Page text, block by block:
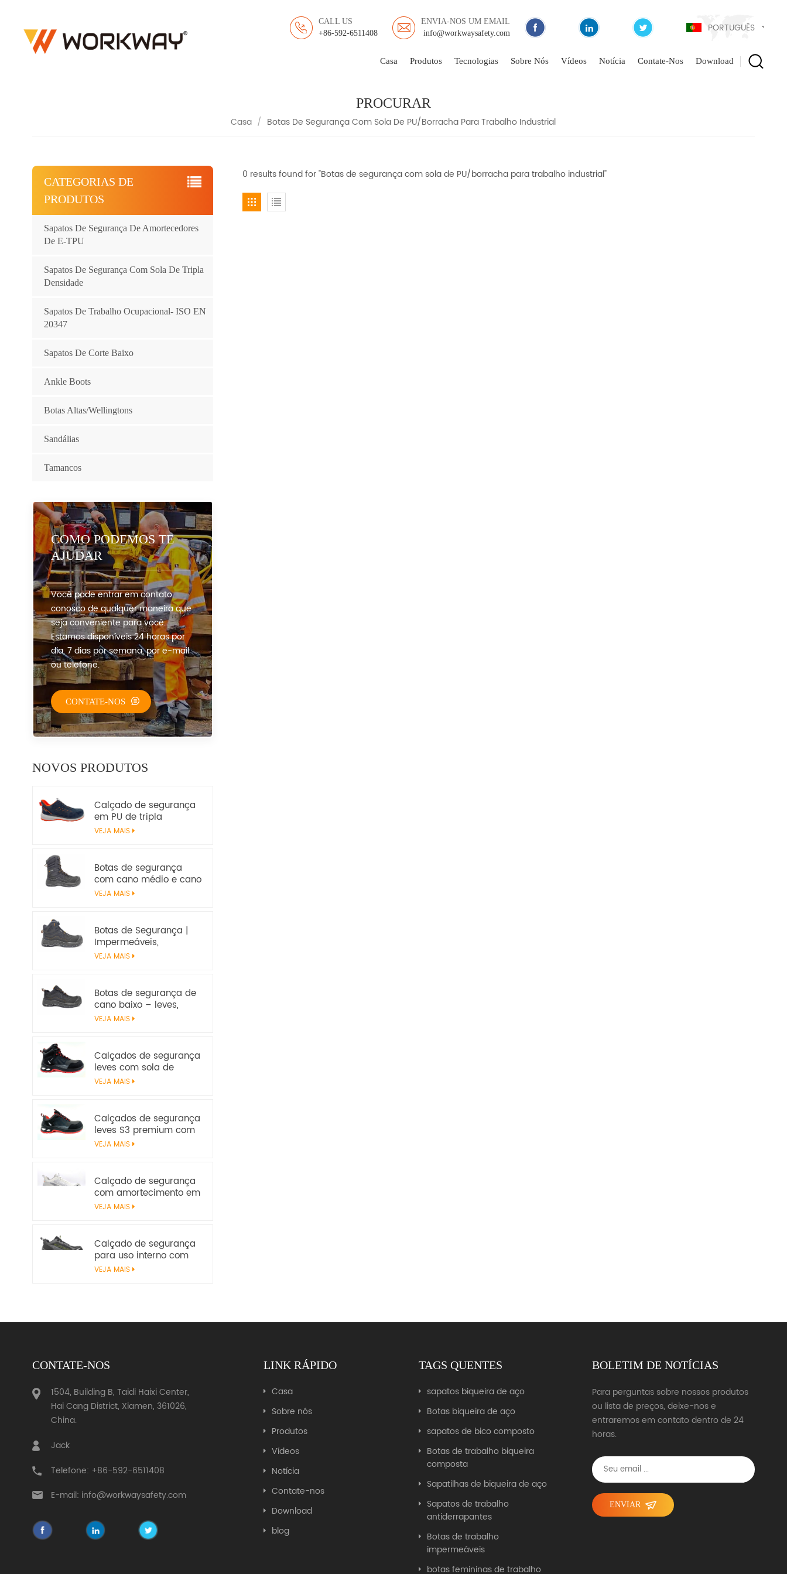
CALL US
+86-592-6511408
ENVIA-NOS UM EMAIL
info@workwaysafety.com
PORTUGUÊS
Casa Produtos Tecnologias Sobre Nós Vídeos Notícia Contate-Nos Download
PROCURAR
Casa / Botas De Segurança Com Sola De PU/borracha Para Trabalho Industrial
0 results found for "Botas de segurança com sola de PU/borracha para trabalho industrial"
CATEGORIAS DE
PRODUTOS
Sapatos De Segurança De Amortecedores
De E-TPU
Sapatos De Segurança Com Sola De Tripla
Densidade
Sapatos De Trabalho Ocupacional- ISO EN
20347
Sapatos De Corte Baixo
Ankle Boots
Botas Altas/Wellingtons
Sandálias
Tamancos
COMO PODEMOS TE
AJUDAR
Você pode entrar em contato
conosco de qualquer maneira que
seja conveniente para você.
Estamos disponíveis 24 horas por
dia, 7 dias por semana, por e-mail
ou telefone.
CONTATE-NOS
NOVOS PRODUTOS
Calçado de segurança
em PU de tripla
densidade | EN ISO
trabalho sem metal
VEJA MAIS
Botas de segurança
com cano médio e cano
alto – resistentes ao
20345:2022 S7S
VEJA MAIS
Botas de Segurança |
Impermeáveis,
Antiderrapantes,
Segurança em Obras
VEJA MAIS
Botas de segurança de
cano baixo – leves,
antiderrapantes, com
VEJA MAIS
Calçados de segurança
leves com sola de
amortecimento E-TPU –
VEJA MAIS
Calçados de segurança
leves S3 premium com
cabedal em microfibra
Workway
VEJA MAIS
Calçado de segurança
com amortecimento em
E-TPU | Sem metal S1PS
VEJA MAIS
Calçado de segurança
para uso interno com
retorno de energia E-
VEJA MAIS
CONTATE-NOS
1504, Building B, Taidi Haixi Center,
Hai Cang District, Xiamen, 361026,
China.
Jack
Telefone: +86-592-6511408
E-mail: info@workwaysafety.com
LINK RÁPIDO
Casa
Sobre nós
Produtos
Vídeos
Notícia
Contate-nos
Download
blog
TAGS QUENTES
sapatos biqueira de aço
Botas biqueira de aço
sapatos de bico composto
Botas de trabalho biqueira
composta
Sapatilhas de biqueira de aço
Sapatos de trabalho
antiderrapantes
Botas de trabalho
impermeáveis
botas femininas de trabalho
BOLETIM DE NOTÍCIAS
Para perguntas sobre nossos produtos
ou lista de preços, deixe-nos e
entraremos em contato dentro de 24
horas.
ENVIAR